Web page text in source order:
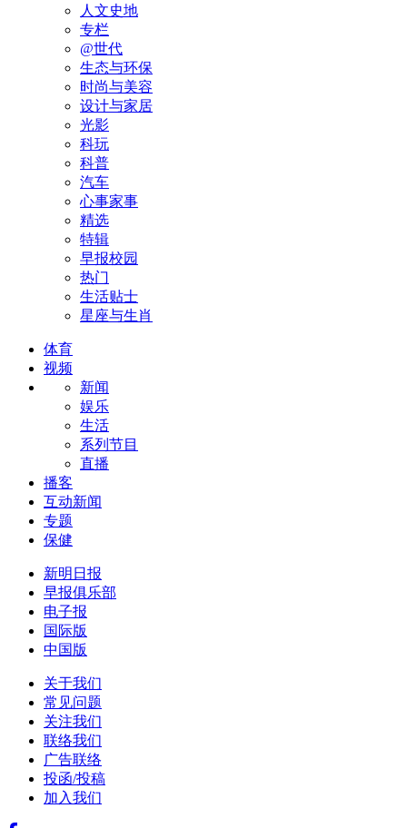
人文史地
专栏
@世代
生态与环保
时尚与美容
设计与家居
光影
科玩
科普
汽车
心事家事
精选
特辑
早报校园
热门
生活贴士
星座与生肖
体育
视频
新闻
娱乐
生活
系列节目
直播
播客
互动新闻
专题
保健
新明日报
早报俱乐部
电子报
国际版
中国版
关于我们
常见问题
关注我们
联络我们
广告联络
投函/投稿
加入我们